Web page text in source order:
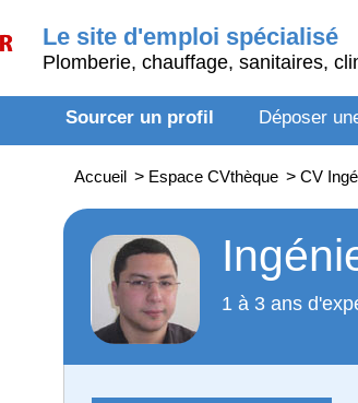
Le site d'emploi spécialisé
Plomberie, chauffage, sanitaires,
Sourcer un profil Déposer
Accueil > Espace CVthèque > CV
1 à 3 ans